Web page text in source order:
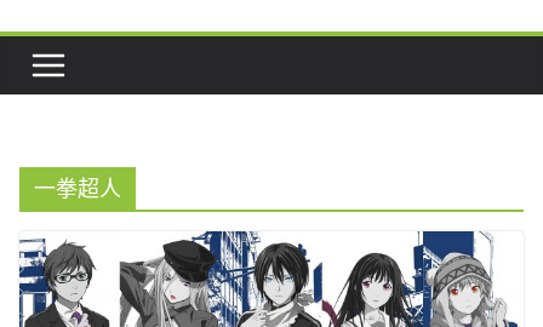
一拳超人